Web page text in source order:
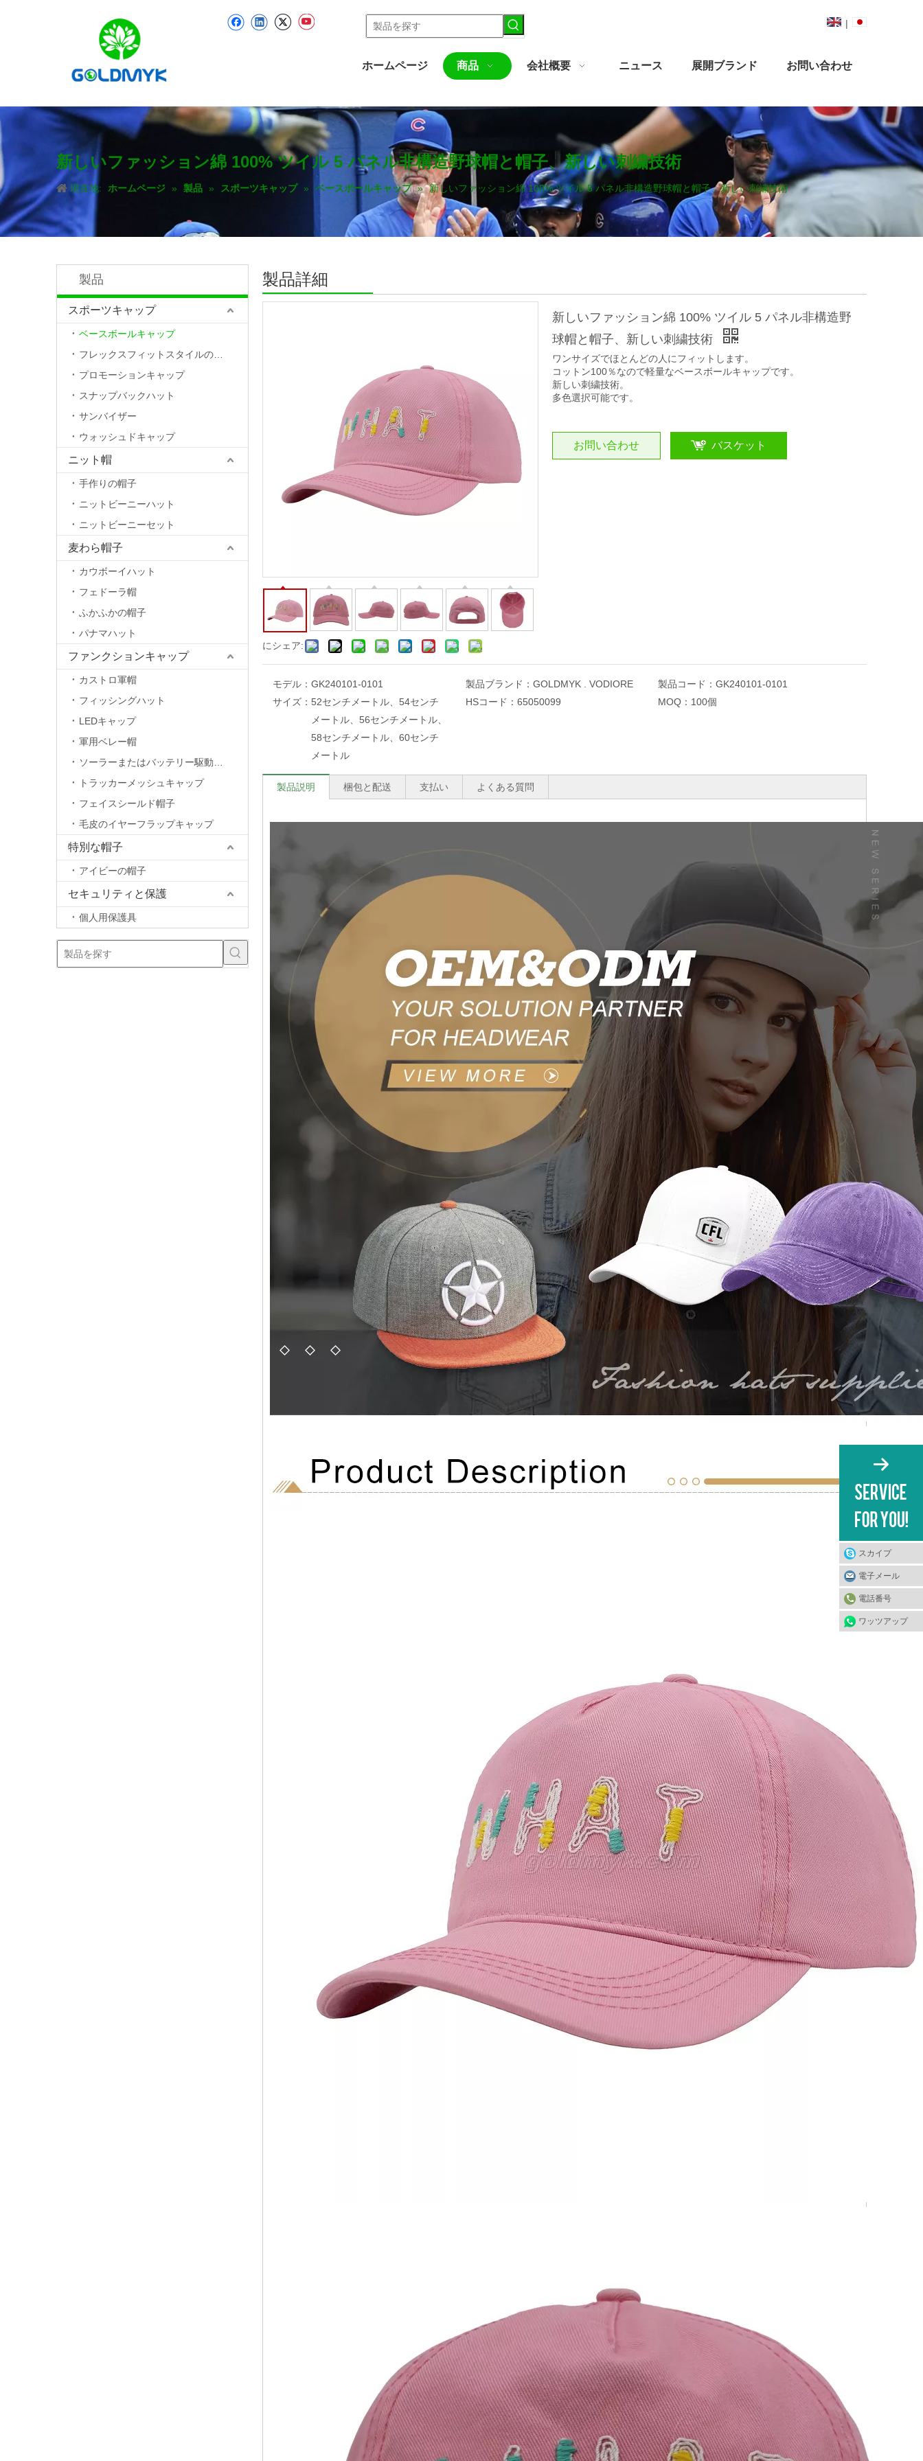
|
ホームページ 商品 会社概要 ニュース 展開ブランド お問い合わせ
新しいファッション綿 100% ツイル 5 パネル非構造野球帽と帽子、新しい刺繍技術
現在地: ホームページ » 製品 » スポーツキャップ » ベースボールキャップ » 新しいファッション綿 100% ツイル 5 パネル非構造野球帽と帽子、新しい刺繍技術
製品
スポーツキャップ
ベースボールキャップ
プロモーションキャップ
スナップバックハット
サンバイザー
ウォッシュドキャップ
ニット帽
手作りの帽子
ニットビーニーハット
ニットビーニーセット
麦わら帽子
カウボーイハット
フェドーラ帽
ふかふかの帽子
パナマハット
ファンクションキャップ
カストロ軍帽
フィッシングハット
LEDキャップ
軍用ベレー帽
トラッカーメッシュキャップ
フェイスシールド帽子
毛皮のイヤーフラップキャップ
特別な帽子
アイビーの帽子
セキュリティと保護
個人用保護具
製品詳細
にシェア:
新しいファッション綿 100% ツイル 5 パネル非構造野
球帽と帽子、新しい刺繍技術
ワンサイズでほとんどの人にフィットします。
コットン100％なので軽量なベースボールキャップです。
新しい刺繍技術。
多色選択可能です。
お問い合わせ バスケット
モデル： GK240101-0101 製品ブランド： GOLDMYK . VODIORE 製品コード： GK240101-0101
サイズ： 52センチメートル、54センチ
メートル、56センチメートル、
58センチメートル、60センチ
メートル
HSコード： 65050099 MOQ： 100個
製品説明 梱包と配送 支払い よくある質問
スカイプ
電子メール
電話番号
ワッツアップ